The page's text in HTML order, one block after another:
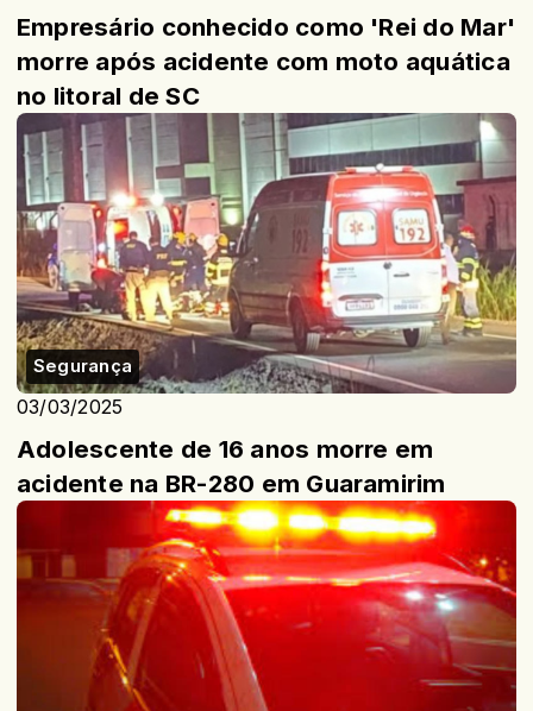
Empresário conhecido como 'Rei do Mar'
morre após acidente com moto aquática
no litoral de SC
Segurança
03/03/2025
Adolescente de 16 anos morre em
acidente na BR-280 em Guaramirim